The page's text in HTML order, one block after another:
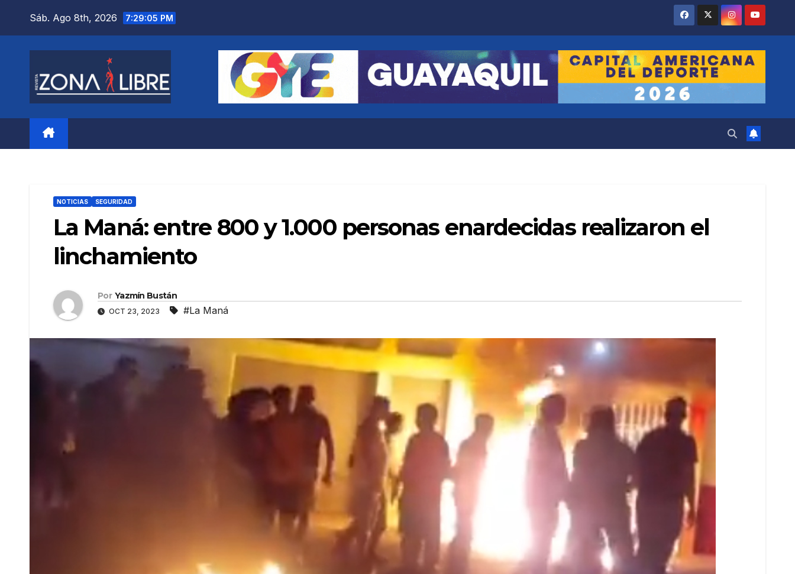
Sáb. Ago 8th, 2026 7:29:07 PM
NOTICIAS SEGURIDAD
La Maná: entre 800 y 1.000 personas enardecidas realizaron el
linchamiento
Por Yazmín Bustán
OCT 23, 2023 #La Maná